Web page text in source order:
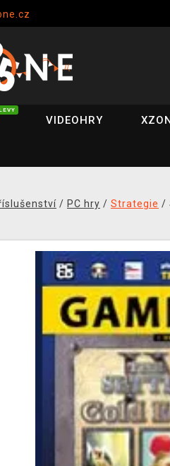
VIDEOHRY
/ PC hry / Strategie /